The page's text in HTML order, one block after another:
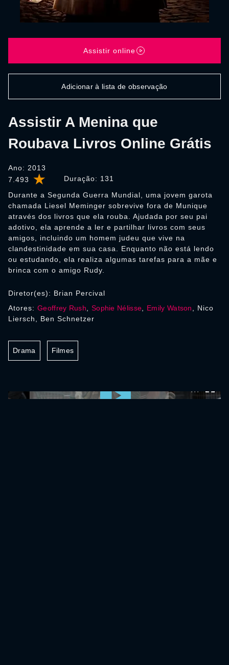
7.493 Duração: 131
Assistir A Menina que
Roubava Livros Online Grátis
Ano: 2013
Durante a Segunda Guerra Mundial, uma jovem garota
chamada Liesel Meminger sobrevive fora de Munique
através dos livros que ela rouba. Ajudada por seu pai
adotivo, ela aprende a ler e partilhar livros com seus
amigos, incluindo um homem judeu que vive na
clandestinidade em sua casa. Enquanto não está lendo
ou estudando, ela realiza algumas tarefas para a mãe e
brinca com o amigo Rudy.
Assistir online
Adicionar à lista de observação
Diretor(es): Brian Percival
Atores: Geoffrey Rush Sophie Nélisse Emily Watson
, Nico
Liersch, Ben Schnetzer
Drama Filmes